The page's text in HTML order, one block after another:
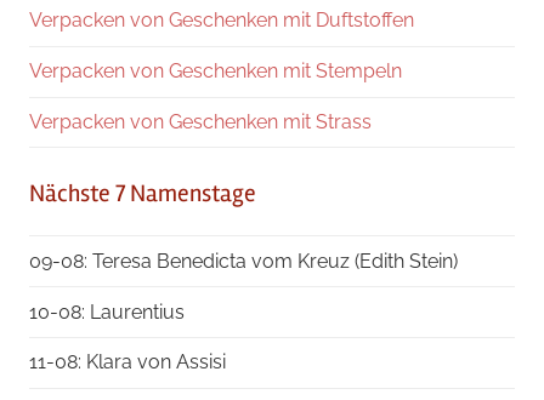
Verpacken von Geschenken mit Duftstoffen
Verpacken von Geschenken mit Stempeln
Verpacken von Geschenken mit Strass
Nächste 7 Namenstage
09-08: Teresa Benedicta vom Kreuz (Edith Stein)
10-08: Laurentius
11-08: Klara von Assisi